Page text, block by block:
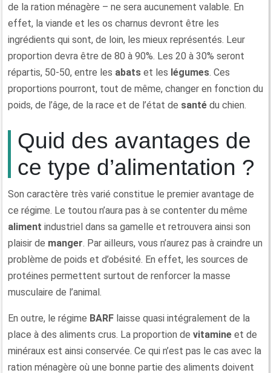
de la ration ménagère – ne sera aucunement valable. En
effet, la viande et les os charnus devront être les
ingrédients qui sont, de loin, les mieux représentés. Leur
proportion devra être de 80 à 90%. Les 20 à 30% seront
répartis, 50-50, entre les abats et les légumes. Ces
proportions pourront, tout de même, changer en fonction du
poids, de l’âge, de la race et de l’état de santé du chien.
Quid des avantages de
ce type d’alimentation ?
Son caractère très varié constitue le premier avantage de
ce régime. Le toutou n’aura pas à se contenter du même
aliment industriel dans sa gamelle et retrouvera ainsi son
plaisir de manger. Par ailleurs, vous n’aurez pas à craindre un
problème de poids et d’obésité. En effet, les sources de
protéines permettent surtout de renforcer la masse
musculaire de l’animal.
En outre, le régime BARF laisse quasi intégralement de la
place à des aliments crus. La proportion de vitamine et de
minéraux est ainsi conservée. Ce qui n’est pas le cas avec la
ration ménagère où une bonne partie des aliments doivent